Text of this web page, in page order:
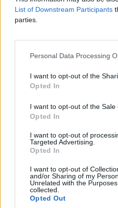
List of Downstream Participants
parties.
Personal Data Processing
I want to opt-out of the
Opted In
I want to opt-out of the Sale
Opted In
I want to opt-out of
Targeted Advertising.
Opted In
I want to opt-out of
and/or Sharing of my
Unrelated with the
collected.
Opted Out
dzień założył do pracy spódnicę
Pasażerowie warszawskiej linii
odwagi. Inaczej zareagował ZTM
Tomasz Pałasz
Dzisiaj 15:39
Reklama
Reklama